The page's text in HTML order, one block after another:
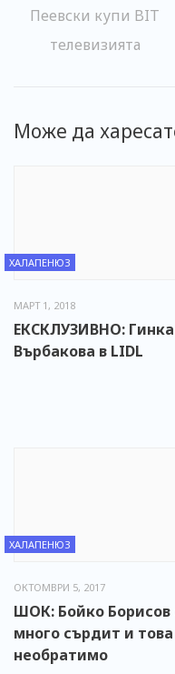
Пеевски купи BIT
телевизията
Може да
ХАЛАПЕНЮЗ
МАРТ 1, 2018
ЕКСКЛУЗИВНО: Гинка
Върбакова в LIDL
ХАЛАПЕНЮЗ
ОКТОМВРИ 5, 2017
ШОК: Бойко Борисов
много сърдит и това
необратимо